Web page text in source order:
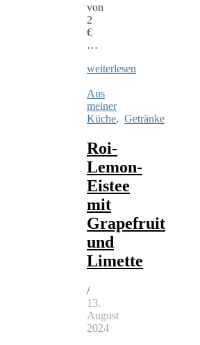
von
2
€
…
weiterlesen
Aus
meiner
Küche, Getränke
Roi-
Lemon-
Eistee
mit
Grapefruit
und
Limette
/
13.
August
2024